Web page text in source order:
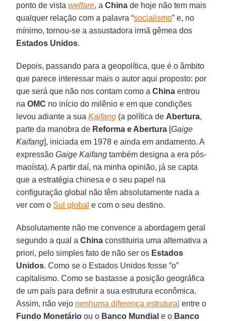
ponto de vistawelfare, aChina de hoje não tem mais
qualquer relação com a palavra “socialismo” e, no
mínimo, tornou-se a assustadora irmã gêmea dos
Estados Unidos.
Depois, passando para a geopolítica, que é o âmbito
que parece interessar mais o autor aqui proposto: por
que será que não nos contam como aChina entrou
naOMC no início do milênio e em que condições
levou adiante a suaKaifang (a política de Abertura,
parte da manobra de Reforma e Abertura [Gaige
Kaifang], iniciada em 1978 e ainda em andamento. A
expressãoGaige Kaifang também designa a era pós-
maoísta). A partir daí, na minha opinião, já se capta
que a estratégia chinesa e o seu papel na
configuração global não têm absolutamente nada a
ver com o Sul global e com o seu destino.
Absolutamente não me convence a abordagem geral
segundo a qual aChina constituiria uma alternativa a
priori, pelo simples fato de não ser os Estados
Unidos. Como se o Estados Unidos fosse “o”
capitalismo. Como se bastasse a posição geográfica
de um país para definir a sua estrutura econômica.
Assim, não vejo nenhuma diferença estrutural entre o
Fundo Monetário ou o Banco Mundial e o Banco